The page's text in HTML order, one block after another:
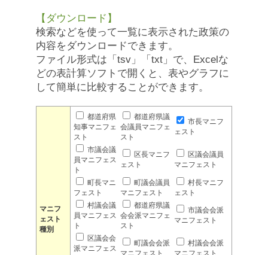
【ダウンロード】
検索などを使って一覧に表示された政策の
内容をダウンロードできます。
ファイル形式は「tsv」「txt」で、Excelな
どの表計算ソフトで開くと、表やグラフに
して簡単に比較することができます。
マニフ
ェスト
種別
都道府県
知事マニフェ
スト
都道府県議
会議員マニフェ
スト
市長マニフ
ェスト
市議会議
員マニフェス
ト
区長マニフ
ェスト
区議会議員
マニフェスト
町長マニ
フェスト
町議会議員
マニフェスト
村長マニフ
ェスト
村議会議
員マニフェス
ト
都道府県議
会会派マニフェ
スト
市議会会派
マニフェスト
区議会会
派マニフェス
町議会会派
マニフェスト
村議会会派
マニフェスト